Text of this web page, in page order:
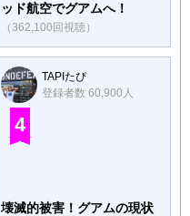
ッド航空でグアムへ！
（362,100回視聴）
TAPIたぴ
登録者数 60,900人
4
壊滅的被害！グアムの現状